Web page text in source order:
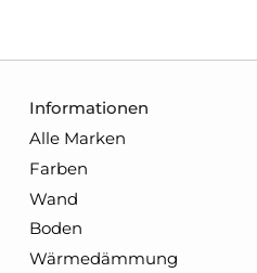
Informationen
Alle Marken
Farben
Wand
Boden
Wärmedämmung